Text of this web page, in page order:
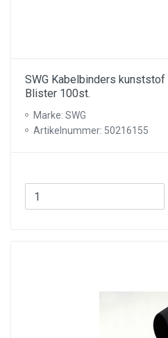
SWG Kabelbinders
Blister 100st.
Marke: SWG
Artikelnummer: 50216155